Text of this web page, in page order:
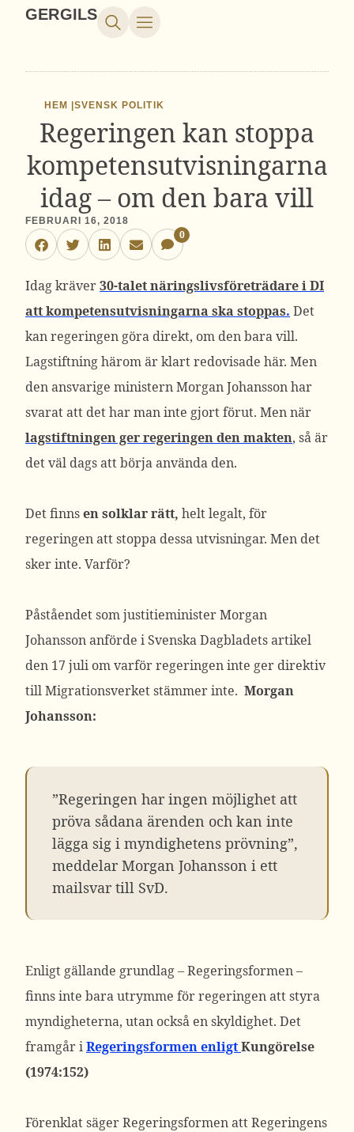
GERGILS
HEM |SVENSK POLITIK
Regeringen kan stoppa
kompetensutvisningarna
idag – om den bara vill
FEBRUARI 16, 2018
0
Idag kräver30-talet näringslivsföreträdare i DI
att kompetensutvisningarna ska stoppas. Det
kan regeringen göra direkt, om den bara vill.
Lagstiftning härom är klart redovisade här. Men
den ansvarige ministern Morgan Johansson har
svarat att det har man inte gjort förut. Men när
lagstiftningen ger regeringen den makten, så är
det väl dags att börja använda den.
Det finnsen solklar rätt, helt legalt, för
regeringen att stoppa dessa utvisningar. Men det
sker inte. Varför?
Påståendet som justitieminister Morgan
Johansson anförde i Svenska Dagbladets artikel
den 17 juli om varför regeringen inte ger direktiv
till Migrationsverket stämmer inte. Morgan
Johansson:
”Regeringen har ingen möjlighet att
pröva sådana ärenden och kan inte
lägga sig i myndighetens prövning”,
meddelar Morgan Johansson i ett
mailsvar till SvD.
Enligt gällande grundlag – Regeringsformen –
finns inte bara utrymme för regeringen att styra
myndigheterna, utan också en skyldighet. Det
framgår iRegeringsformen enligtKungörelse
(1974:152)
Förenklat säger Regeringsformen att Regeringens